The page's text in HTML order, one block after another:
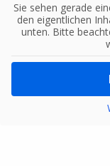
Sie sehen gerade
den eigentlichen
unten. Bitte